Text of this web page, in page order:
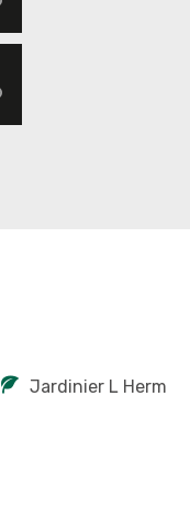
Jardinier L Herm